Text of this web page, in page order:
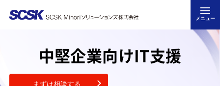
メニュー
中堅企業向けIT支援
まずは相談する